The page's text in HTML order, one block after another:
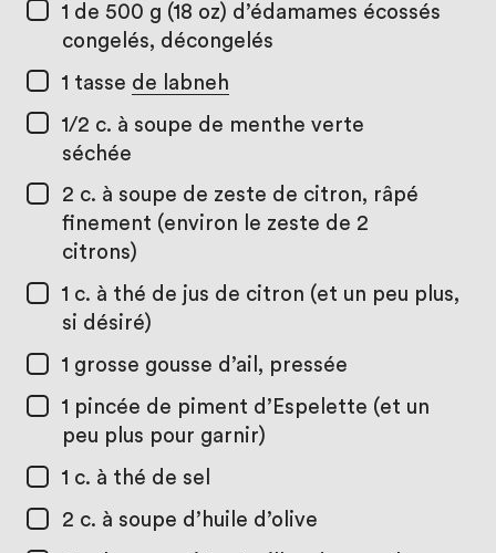
1 de 500 g (18 oz) d’édamames écossés
congelés, décongelés
1 tasse de labneh
1/2 c. à soupe de menthe verte
séchée
2 c. à soupe de zeste de citron, râpé
finement (environ le zeste de 2
citrons)
1 c. à thé de jus de citron (et un peu plus,
si désiré)
1 grosse gousse d’ail, pressée
1 pincée de piment d’Espelette (et un
peu plus pour garnir)
1 c. à thé de sel
2 c. à soupe d’huile d’olive